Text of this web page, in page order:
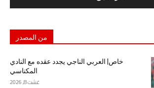
من المصدر
خاص| العربي الناجي يجدد عقده مع النادي
المكناسي
غشت 8, 2026